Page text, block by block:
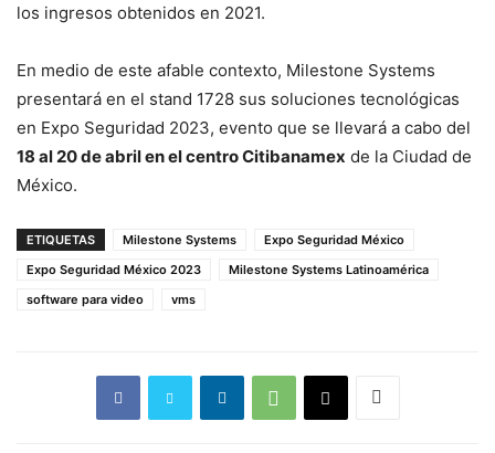
los ingresos obtenidos en 2021.
En medio de este afable contexto, Milestone Systems
presentará en el stand 1728 sus soluciones tecnológicas
en Expo Seguridad 2023, evento que se llevará a cabo del
18 al 20 de abril en el centro Citibanamex de la Ciudad de
México.
ETIQUETAS Milestone Systems
Expo Seguridad México
Expo Seguridad México 2023
Milestone Systems Latinoamérica
software para video
vms